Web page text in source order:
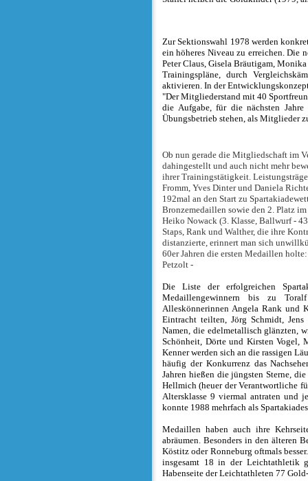
Zur Sektionswahl 1978 werden
ein höheres Niveau zu erreichen. Die
Peter Claus, Gisela Bräutigam,
Trainingspläne, durch
aktivieren. In der
"Der Mitgliederstand mit 40
die Aufgabe, für die nächsten
Übungsbetrieb stehen, als Mitglieder
Ob nun gerade die Mitgliedschaft im
dahingestellt und auch nicht mehr
ihrer Trainingstätigkeit.
Fromm, Yves Dinter und Daniela
192mal an den Start zu
Bronzemedaillen sowie den 2. Platz
Heiko Nowack (3. Klasse, Ballwurf -
Staps, Rank und Walther, die ihre
distanzierte, erinnert man sich
60er Jahren die ersten Medaillen
Petzolt -
Die Liste der erfolgreichen
Medaillengewinnern bis zu
Alleskönnerinnen Angela Rank und
Eintracht teilten, Jörg Schmidt,
Namen, die edelmetallisch glänzten,
Schönheit, Dörte und Kirsten Vogel,
Kenner werden sich an die rassigen
häufig der Konkurrenz das
Jahren hießen die jüngsten Sterne,
Hellmich (heuer der Verantwortliche
Altersklasse 9 viermal antraten und
konnte 1988 mehrfach als
Medaillen haben auch ihre
abräumen. Besonders in den älteren
Köstitz oder Ronneburg oftmals
insgesamt 18 in der Leichtathletik
Habenseite der Leichtathleten 77